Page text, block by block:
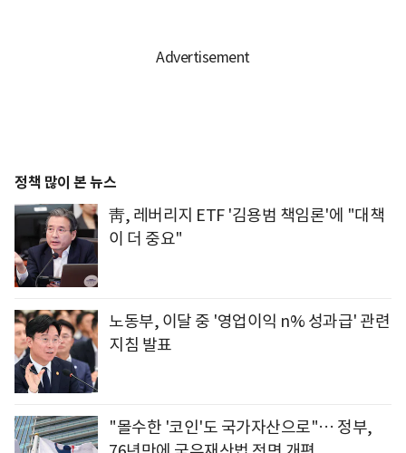
정책 많이 본 뉴스
靑, 레버리지 ETF '김용범 책임론'에 "대책
이 더 중요"
노동부, 이달 중 '영업이익 n% 성과급' 관련
지침 발표
"몰수한 '코인'도 국가자산으로"… 정부,